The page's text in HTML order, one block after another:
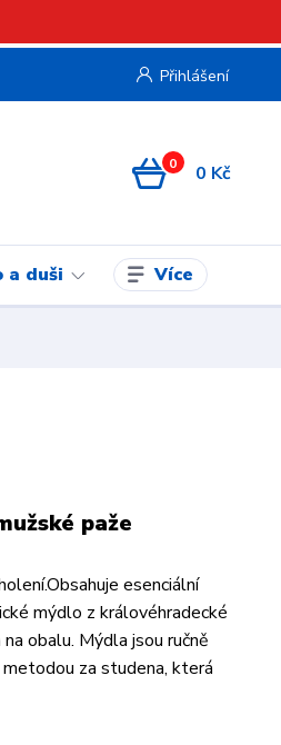
Přihlášení
0 0 Kč
a duši Více
paže
esenciální
mýdlo z královéhradecké
obalu. Mýdla jsou ručně
za studena, která